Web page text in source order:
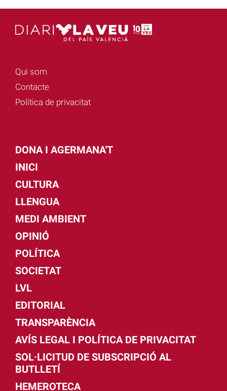
Qui som
Contacte
Política de privacitat
DONA I AGERMANA'T
INICI
CULTURA
LLENGUA
MEDI AMBIENT
OPINIÓ
POLÍTICA
SOCIETAT
LVL
EDITORIAL
TRANSPARÈNCIA
AVÍS LEGAL I POLÍTICA DE PRIVACITAT
SOL·LICITUD DE SUBSCRIPCIÓ AL
BUTLLETÍ
HEMEROTECA